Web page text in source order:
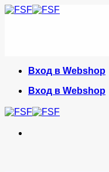
Skip
Вход в Webshop
Вход в Webshop